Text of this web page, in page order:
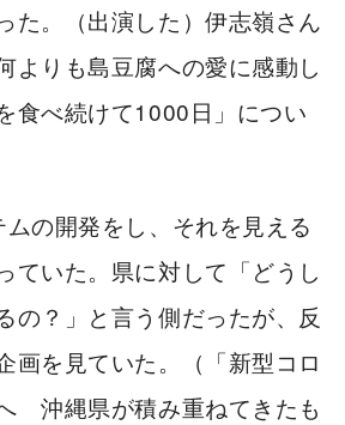
た。（出演した）伊志嶺さん
よりも島豆腐への愛に感動し
食べ続けて1000日」につい
の開発をし、それを見える
ていた。県に対して「どうし
の？」と言う側だったが、反
画を見ていた。（「新型コロ
沖縄県が積み重ねてきたも